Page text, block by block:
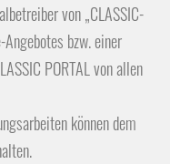
von „CLASSIC-
bzw. einer
PORTAL von allen
können dem